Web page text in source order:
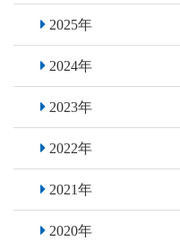
2025年
2024年
2023年
2022年
2021年
2020年